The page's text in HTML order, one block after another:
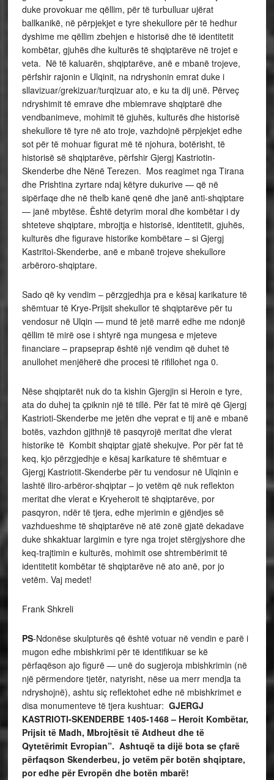
duke provokuar me qëllim, për të turbulluar ujërat
ballkanikë, në përpjekjet e tyre shekullore për të hedhur
dyshime me qëllim zbehjen e historisë dhe të identitetit
kombëtar, gjuhës dhe kulturës të shqiptarëve në trojet e
veta. Në të kaluarën, shqiptarëve, anë e mbanë trojeve,
përfshir rajonin e Ulqinit, na ndryshonin emrat duke i
sllavizuar/grekizuar/turqizuar ato, e ku ta dij unë. Përveç
ndryshimit të emrave dhe mbiemrave shqiptarë dhe
vendbanimeve, mohimit të gjuhës, kulturës dhe historisë
shekullore të tyre në ato troje, vazhdojnë përpjekjet edhe
sot për të mohuar figurat më të njohura, botërisht, të
historisë së shqiptarëve, përfshir Gjergj Kastriotin-
Skenderbe dhe Nënë Terezen. Mos reagimet nga Tirana
dhe Prishtina zyrtare ndaj këtyre dukurive — që në
sipërfaqe dhe në thelb kanë qenë dhe janë anti-shqiptare
— janë mbytëse. Është detyrim moral dhe kombëtar i dy
shteteve shqiptare, mbrojtja e historisë, identitetit, gjuhës,
kulturës dhe figurave historike kombëtare – si Gjergj
Kastritoi-Skenderbe, anë e mbanë trojeve shekullore
arbëroro-shqiptare.
Sado që ky vendim – përzgjedhja pra e kësaj karikature të
shëmtuar të Krye-Prijsit shekullor të shqiptarëve për tu
vendosur në Ulqin — mund të jetë marrë edhe me ndonjë
qëllim të mirë ose i shtyrë nga mungesa e mjeteve
financiare – prapseprap është një vendim që duhet të
anullohet menjëherë dhe procesi të rifillohet nga 0.
Nëse shqiptarët nuk do ta kishin Gjergjin si Heroin e tyre,
ata do duhej ta çpiknin një të tillë. Për fat të mirë që Gjergj
Kastrioti-Skenderbe me jetën dhe veprat e tij anë e mbanë
botës, vazhdon gjithnjë të pasqyrojë meritat dhe vlerat
historike të Kombit shqiptar gjatë shekujve. Por për fat të
keq, kjo përzgjedhje e kësaj karikature të shëmtuar e
Gjergj Kastriotit-Skenderbe për tu vendosur në Ulqinin e
lashtë iliro-arbëror-shqiptar – jo vetëm që nuk reflekton
meritat dhe vlerat e Kryeheroit të shqiptarëve, por
pasqyron, ndër të tjera, edhe mjerimin e gjëndjes së
vazhdueshme të shqiptarëve në atë zonë gjatë dekadave
duke shkaktuar largimin e tyre nga trojet stërgjyshore dhe
keq-trajtimin e kulturës, mohimit ose shtrembërimit të
identitetit kombëtar të shqiptarëve në ato anë, por jo
vetëm. Vaj medet!
Frank Shkreli
PS-Ndonëse skulpturës që është votuar në vendin e parë i
mugon edhe mbishkrimi për të identifikuar se kë
përfaqëson ajo figurë — unë do sugjeroja mbishkrimin (në
një përmendore tjetër, natyrisht, nëse ua merr mendja ta
ndryshojnë), ashtu siç reflektohet edhe në mbishkrimet e
disa monumenteve të tjera kushtuar: GJERGJ
KASTRIOTI-SKENDERBE 1405-1468 – Heroit Kombëtar,
Prijsit të Madh, Mbrojtësit të Atdheut dhe të
Qytetërimit Evropian”. Ashtuqë ta dijë bota se çfarë
përfaqson Skenderbeu, jo vetëm për botën shqiptare,
por edhe për Evropën dhe botën mbarë!